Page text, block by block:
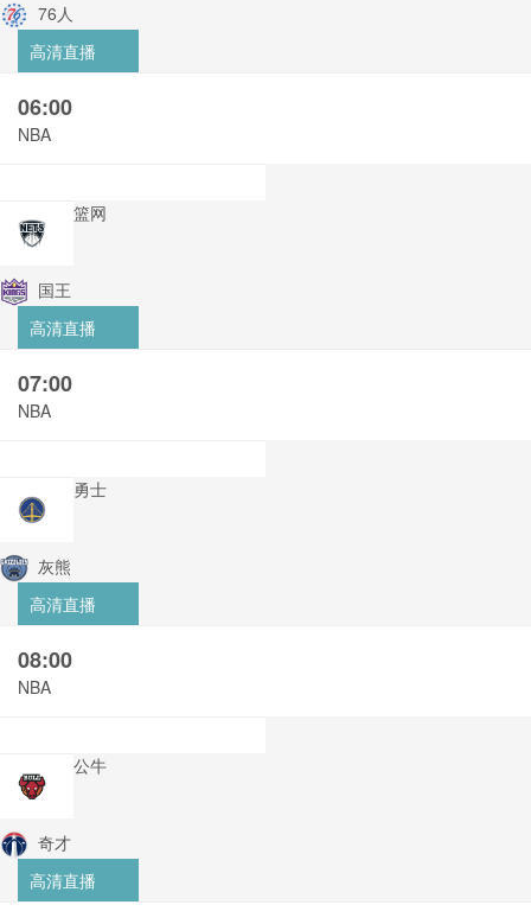
76人
高清直播
06:00
NBA
篮网
国王
高清直播
07:00
NBA
勇士
灰熊
高清直播
08:00
NBA
公牛
奇才
高清直播